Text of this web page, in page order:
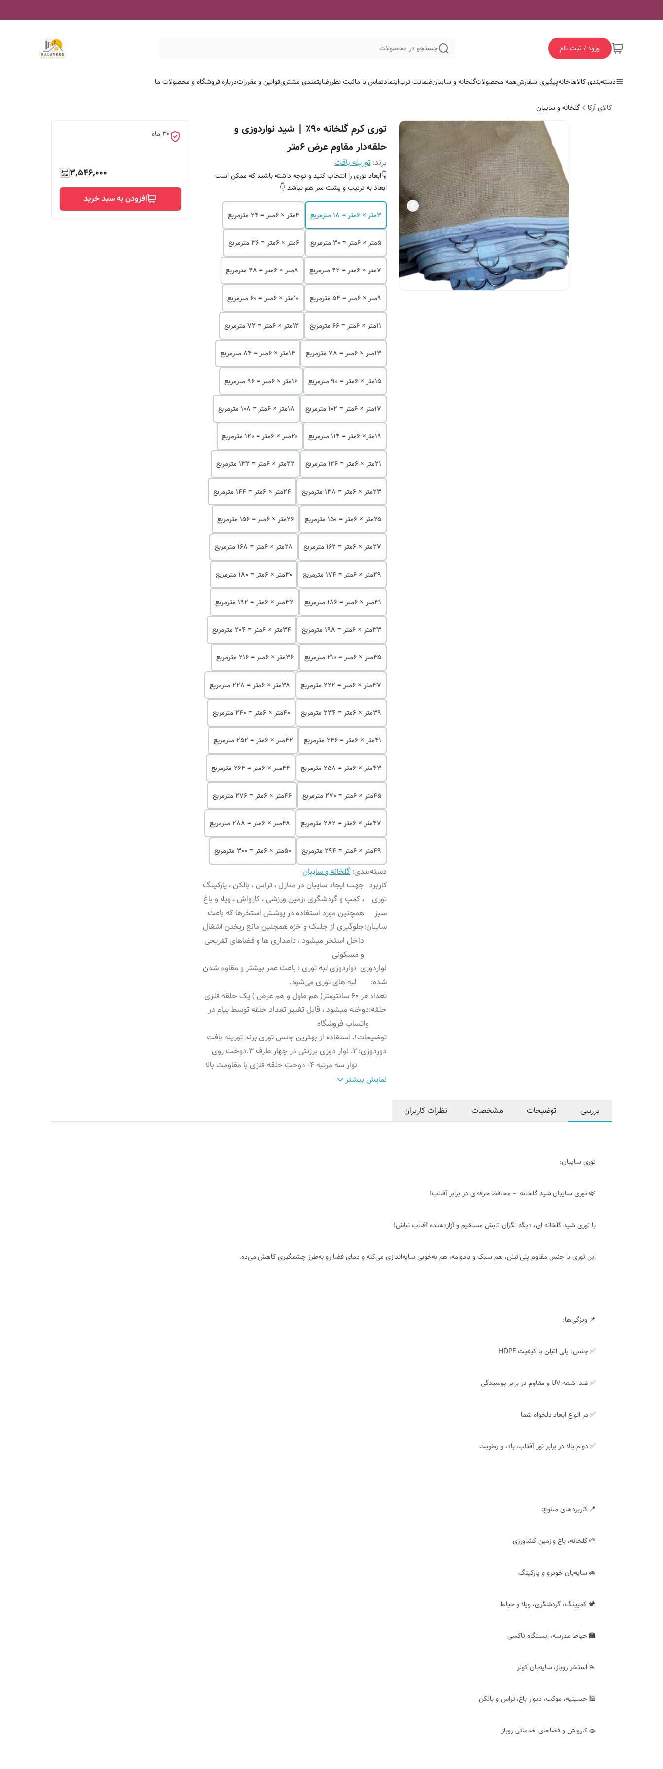
ورود / ثبت نام جستجو در محصولات
دسته‌بندی کالاهاخانهپیگیری سفارشهمه محصولاتگلخانه و سایبانضمانت ترباینمادتماس با ماثبت نظررضایتمندی مشتریقوانین و مقرراتدرباره فروشگاه و محصولات ما
کالای آرکا گلخانه و سایبان
توری کرم گلخانه ۹۰٪ | شید نواردوزی و
حلقه‌دار مقاوم عرض 6متر
برند:تورینه بافت
👇ابعاد توری را انتخاب کنید و توجه داشته باشید که ممکن است
ابعاد به ترتیب و پشت سر هم نباشد 👇
۳متر × 6متر = 18 مترمربع ۴متر × 6متر = 24 مترمربع
۵متر × 6متر = 30 مترمربع ۶متر × 6متر = 36 مترمربع
۷متر × 6متر = 42 مترمربع ۸متر × 6متر = 48 مترمربع
۹متر × 6متر = 54 مترمربع ۱۰متر × 6متر = 60 مترمربع
۱۱متر × 6متر = 66 مترمربع ۱۲متر × 6متر = 72 مترمربع
۱۳متر × 6متر = 78 مترمربع ۱۴متر × 6متر = 84 مترمربع
۱۵متر × 6متر = 90 مترمربع ۱۶متر × 6متر = 96 مترمربع
۱۷متر × 6متر = 102 مترمربع ۱۸متر × 6متر = 108 مترمربع
۱۹متر× 6متر = 114 مترمربع ۲۰متر × 6متر = 120 مترمربع
۲۱متر × 6متر = 126 مترمربع ۲۲متر × 6متر = 132 مترمربع
۲۳متر × 6متر = 138 مترمربع ۲۴متر × 6متر = 144 مترمربع
۲۵متر × 6متر = 150 مترمربع ۲۶متر × 6متر = 156 مترمربع
۲۷متر × 6متر = 162 مترمربع ۲۸متر × 6متر = 168 مترمربع
۲۹متر × 6متر = 174 مترمربع ۳۰متر × 6متر = 180 مترمربع
۳۱متر × 6متر = 186 مترمربع ۳۲متر × 6متر = 192 مترمربع
۳۳متر × 6متر = 198 مترمربع ۳۴متر × 6متر = 204 مترمربع
۳۵متر × 6متر = 210 مترمربع ۳۶متر × 6متر = 216 مترمربع
۳۷متر × 6متر = 222 مترمربع ۳۸متر × 6متر = 228 مترمربع
۳۹متر × 6متر = 234 مترمربع ۴۰متر × 6متر = 240 مترمربع
۴۱متر × 6متر = 246 مترمربع ۴۲متر × 6متر = 252 مترمربع
۴۳متر × 6متر = 258 مترمربع ۴۴متر × 6متر = 264 مترمربع
۴۵متر × 6متر = 270 مترمربع ۴۶متر × 6متر = 276 مترمربع
۴۷متر × 6متر = 282 مترمربع ۴۸متر × 6متر = 288 مترمربع
۴۹متر × 6متر = 294 مترمربع ۵۰متر × 6متر = 300 مترمربع
دسته‌بندی:گلخانه و سایبان
کاربرد
توری
سبز
سایبان:
جهت ایجاد سایبان در منازل ، تراس ، بالکن ، پارکینگ
، کمپ و گردشگری ،زمین ورزشی ، کارواش ، ویلا و باغ
همچنین مورد استفاده در پوشش استخرها که باعث
جلوگیری از جلبک و خزه همچنین مانع ریختن آشغال
داخل استخر میشود ، دامداری ها و فضاهای تفریحی
و مسکونی
نواردوزی
شده:
نواردوزی لبه توری ؛ باعث عمر بیشتر و مقاوم شدن
لبه های توری می‌شود.
تعداد
حلقه:
هر ۶۰ سانتیمتر( هم طول و هم عرض ) یک حلقه فلزی
دوخته میشود ، قابل تغییر تعداد حلقه توسط پیام در
واتساپ فروشگاه
توضیحات
دوردوزی:
1. استفاده از بهترین جنس توری برند تورینه بافت
۲. نوار دوزی برزنتی در چهار طرف ۳.دوخت روی
نوار سه مرتبه ۴- دوخت حلقه فلزی با مقاومت بالا
ویژگی رنگ کرم ، جنس پلی اتیلن ، ضدآفتاب، تراکم ۹۰درصد
نمایش بیشتر
۳۰ ماه
3,546,000
افزودن به سبد خرید
بررسی توضیحات مشخصات نظرات کاربران
توری سایبان:
🌿 توری سایبان شید گلخانه – محافظ حرفه‌ای در برابر آفتاب!
با توری شید گلخانه ای، دیگه نگران تابش مستقیم و آزاردهنده آفتاب نباش!
این توری با جنس مقاوم پلی‌اتیلن، هم سبک و بادوامه، هم به‌خوبی سایه‌اندازی می‌کنه و دمای فضا رو به‌طرز چشمگیری کاهش می‌ده.
📌 ویژگی‌ها:
✅ جنس: پلی اتیلن با کیفیت HDPE
✅ ضد اشعه UV و مقاوم در برابر پوسیدگی
✅ در انواع ابعاد دلخواه شما
✅ دوام بالا در برابر نور آفتاب، باد، و رطوبت
📍 کاربردهای متنوع:
🌱 گلخانه، باغ و زمین کشاورزی
🚗 سایه‌بان خودرو و پارکینگ
🏕 کمپینگ، گردشگری، ویلا و حیاط
🏫 حیاط مدرسه، ایستگاه تاکسی
🏊 استخر روباز، سایه‌بان کولر
🕌 حسینیه، موکب، دیوار باغ، تراس و بالکن
🧽 کارواش و فضاهای خدماتی روباز